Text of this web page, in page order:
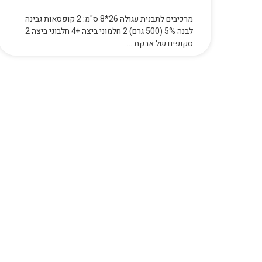
מרכיבים לתבנית עגולה 26*8 ס"מ: 2 קופסאות גבינה
לבנה 5% (500 גרם) 2 חלמוני ביצה +4 חלבוני ביצה 2
סקופים של אבקת …